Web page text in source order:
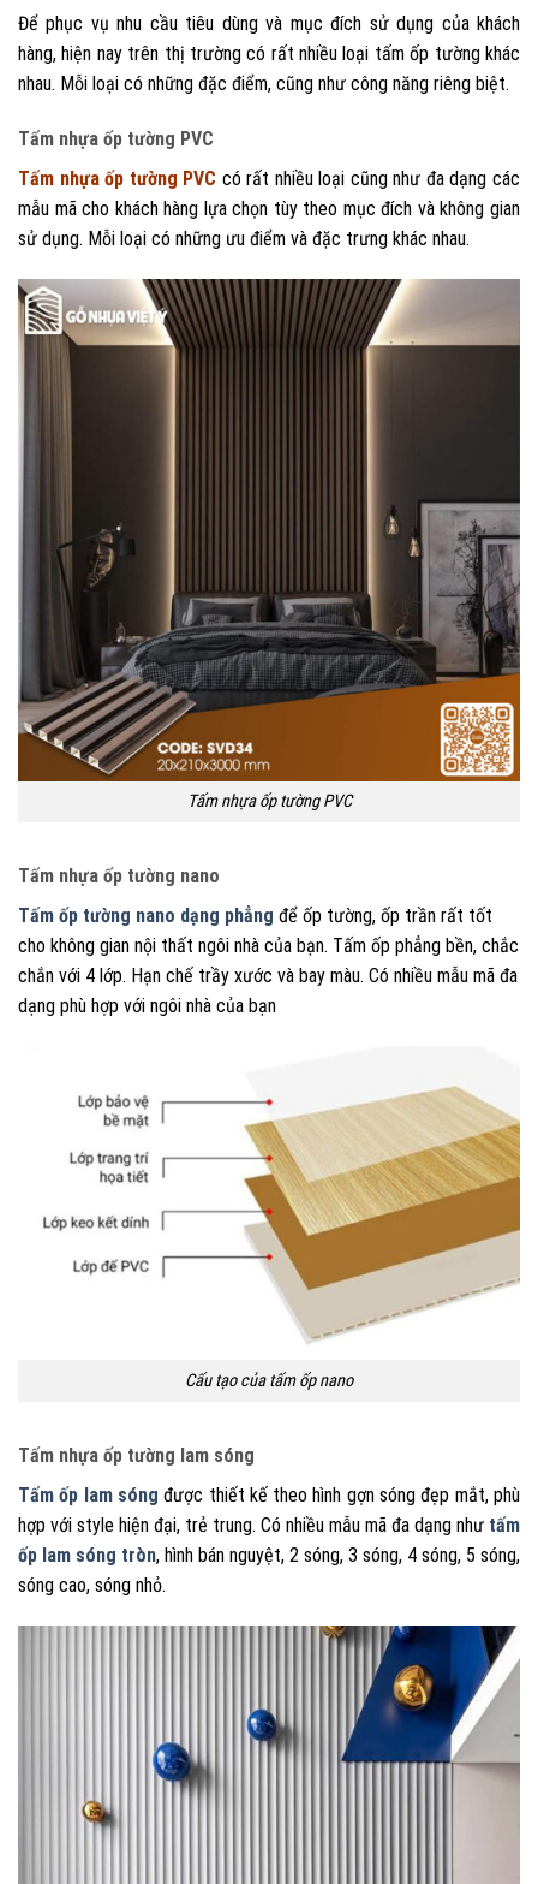
Để phục vụ nhu cầu tiêu dùng và mục đích sử dụng của khách
hàng, hiện nay trên thị trường có rất nhiều loại tấm ốp tường khác
nhau. Mỗi loại có những đặc điểm, cũng như công năng riêng biệt.
Tấm nhựa ốp tường PVC
Tấm nhựa ốp tường PVC có rất nhiều loại cũng như đa dạng các
mẫu mã cho khách hàng lựa chọn tùy theo mục đích và không gian
sử dụng. Mỗi loại có những ưu điểm và đặc trưng khác nhau.
Tấm nhựa ốp tường PVC
Tấm nhựa ốp tường nano
Tấm ốp tường nano dạng phẳng để ốp tường, ốp trần rất tốt
cho không gian nội thất ngôi nhà của bạn. Tấm ốp phẳng bền, chắc
chắn với 4 lớp. Hạn chế trầy xước và bay màu. Có nhiều mẫu mã đa
dạng phù hợp với ngôi nhà của bạn
Cấu tạo của tấm ốp nano
Tấm nhựa ốp tường lam sóng
Tấm ốp lam sóng được thiết kế theo hình gợn sóng đẹp mắt, phù
hợp với style hiện đại, trẻ trung. Có nhiều mẫu mã đa dạng như tấm
ốp lam sóng tròn, hình bán nguyệt, 2 sóng, 3 sóng, 4 sóng, 5 sóng,
sóng cao, sóng nhỏ.